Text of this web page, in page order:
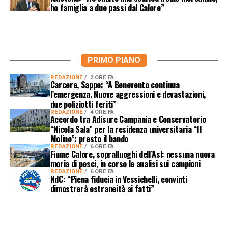
ho famiglia a due passi dal Calore”
PRIMO PIANO
REDAZIONE 2 ORE FA
Carcere, Sappe: “A Benevento continua
l’emergenza. Nuove aggressioni e devastazioni,
due poliziotti feriti”
REDAZIONE 4 ORE FA
Accordo tra Adisurc Campania e Conservatorio
“Nicola Sala” per la residenza universitaria “Il
Molino”: presto il bando
REDAZIONE 6 ORE FA
Fiume Calore, sopralluoghi dell’Asl: nessuna nuova
moria di pesci, in corso le analisi sui campioni
REDAZIONE 6 ORE FA
NdC: “Piena fiducia in Vessichelli, convinti
dimostrerà estraneità ai fatti”